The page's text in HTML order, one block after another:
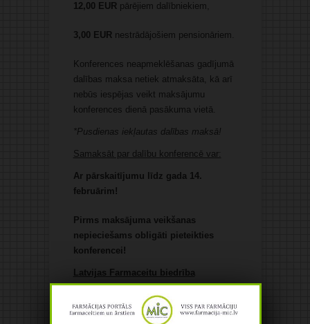
12,00 EUR pārējiem dalībniekiem,
3,00 EURnestrādājošiem pensionāriem.
Konferences neapmeklēšanas gadījumā
dalības maksa netiek atmaksāta, kā arī
nebūs iespējas veikt maksājumu
konferences dienā pasākuma vietā.
*Pusdienas iekļautas dalības maksā!
Samaksāt par dalību konferencē var:
Ar pārskaitījumu līdz gada 14.
februārim!
Pirms maksājuma veikšanas
nepieciešams obligāti pieteikties
konferencei!
Latvijas Farmaceitu biedrība
Pils iela 21, Rīga, LV-1050
Reģistrācijas Nr.: 4 000 800 867 6